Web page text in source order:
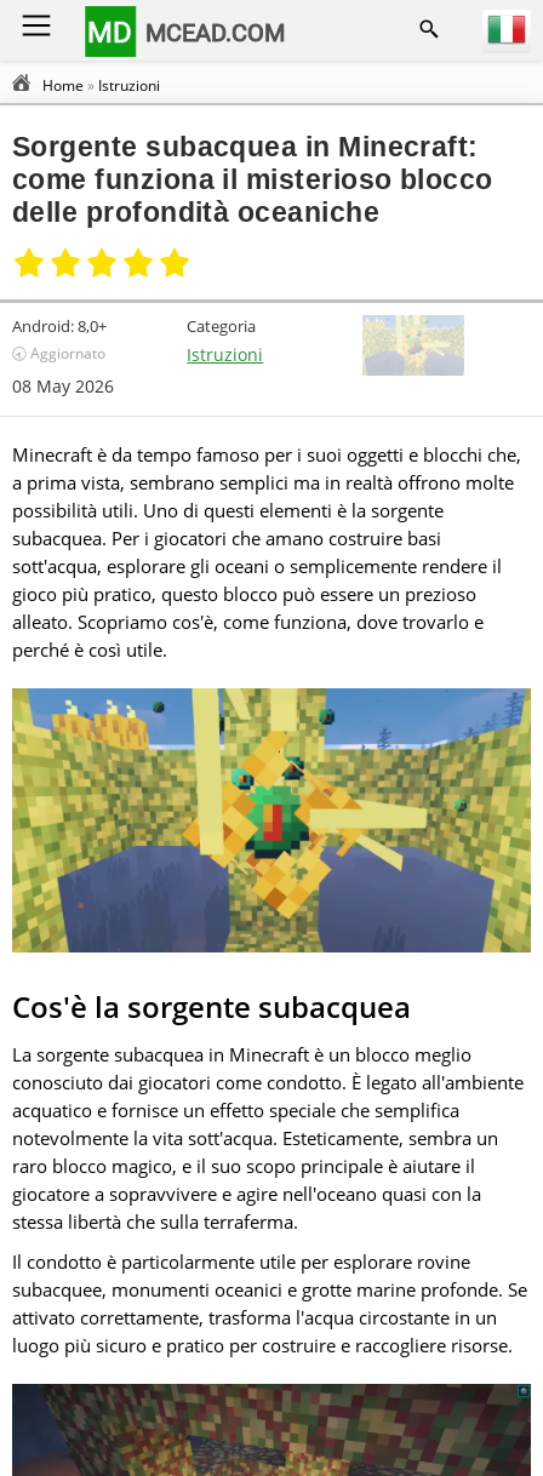
MD MCEAD.COM
Home » Istruzioni
Sorgente subacquea in Minecraft:
come funziona il misterioso blocco
delle profondità oceaniche
Android:8,0+
🕣 Aggiornato
08 May 2026
Categoria
Istruzioni
Minecraft è da tempo famoso per i suoi oggetti e blocchi che,
a prima vista, sembrano semplici ma in realtà offrono molte
possibilità utili. Uno di questi elementi è la sorgente
subacquea. Per i giocatori che amano costruire basi
sott'acqua, esplorare gli oceani o semplicemente rendere il
gioco più pratico, questo blocco può essere un prezioso
alleato. Scopriamo cos'è, come funziona, dove trovarlo e
perché è così utile.
Cos'è la sorgente subacquea
La sorgente subacquea in Minecraft è un blocco meglio
conosciuto dai giocatori come condotto. È legato all'ambiente
acquatico e fornisce un effetto speciale che semplifica
notevolmente la vita sott'acqua. Esteticamente, sembra un
raro blocco magico, e il suo scopo principale è aiutare il
giocatore a sopravvivere e agire nell'oceano quasi con la
stessa libertà che sulla terraferma.
Il condotto è particolarmente utile per esplorare rovine
subacquee, monumenti oceanici e grotte marine profonde. Se
attivato correttamente, trasforma l'acqua circostante in un
luogo più sicuro e pratico per costruire e raccogliere risorse.